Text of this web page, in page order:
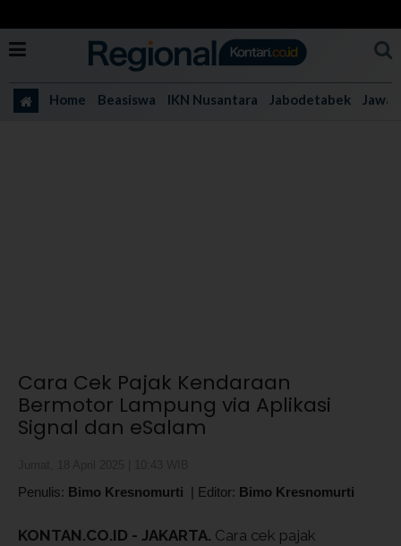
Home Beasiswa IKN Nusantara Jabodetabek Jawa
Cara Cek Pajak Kendaraan
Bermotor Lampung via Aplikasi
Signal dan eSalam
Penulis: Bimo Kresnomurti | Editor: Bimo Kresnomurti
KONTAN.CO.ID - JAKARTA. Cara cek pajak